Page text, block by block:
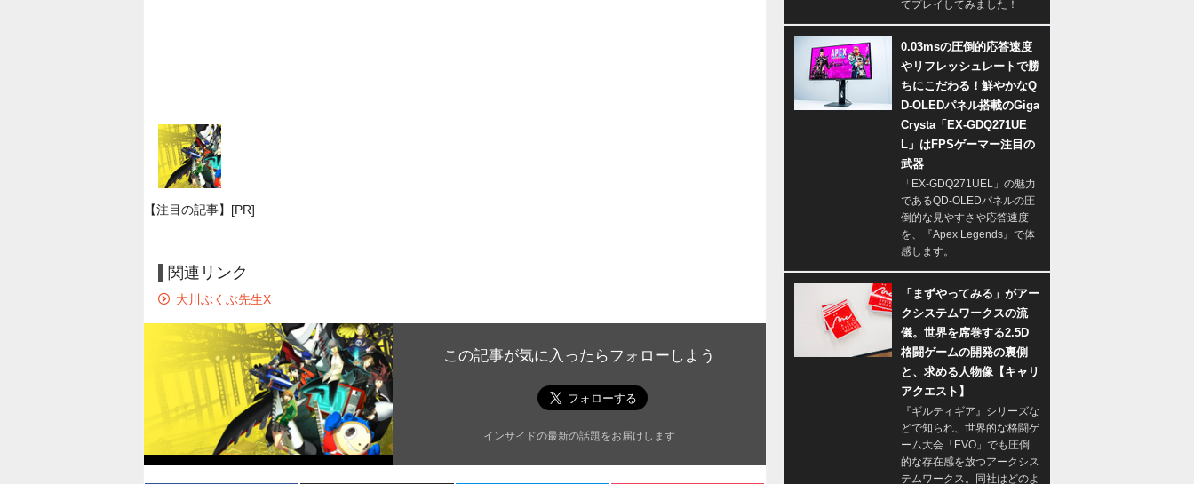
【注目の記事】[PR]
関連リンク
大川ぶくぶ先生X
この記事が気に入ったらフォローしよう
インサイドの最新の話題をお届けします
てプレイしてみました！
0.03msの圧倒的応答速度
やリフレッシュレートで勝
ちにこだわる！鮮やかなQ
D-OLEDパネル搭載のGiga
Crysta「EX-GDQ271UE
L」はFPSゲーマー注目の
武器
「EX-GDQ271UEL」の魅力
であるQD-OLEDパネルの圧
倒的な見やすさや応答速度
を、『Apex Legends』で体
感します。
「まずやってみる」がアー
クシステムワークスの流
儀。世界を席巻する2.5D
格闘ゲームの開発の裏側
と、求める人物像【キャリ
アクエスト】
『ギルティギア』シリーズな
どで知られ、世界的な格闘ゲ
ーム大会「EVO」でも圧倒
的な存在感を放つアークシス
テムワークス。同社はどのよ